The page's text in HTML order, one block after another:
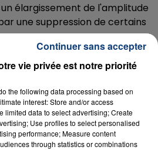
élargissement de l'amplitude
une suppression de certains
l'application Contact FM
RADIO CONTACT
vie privée est notre priorité
the following data processing based on
interest: Store and/or access
limited data to select advertising; Create
Use profiles to select personalised
performance; Measure content
through statistics or combinations
Continuer sans accepter